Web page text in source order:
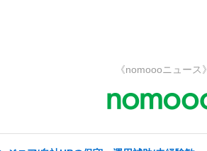
《nomoooニュース》